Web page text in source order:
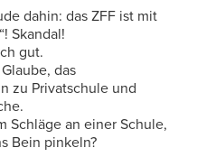
dahin: das ZFF ist mit
Skandal!
gut.
das
zu Privatschule und
Schläge an einer Schule,
Bein pinkeln?